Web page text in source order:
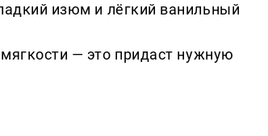
изюм и лёгкий ванильный
— это придаст нужную